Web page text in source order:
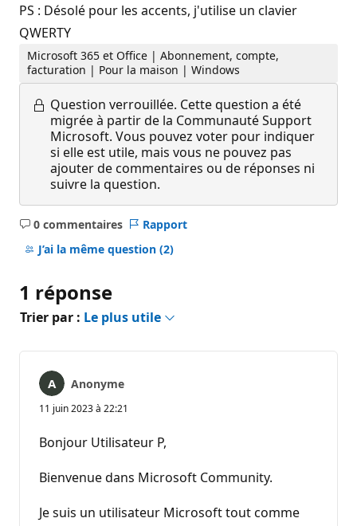
PS : Désolé pour les accents, j'utilise un clavier
QWERTY
Microsoft 365 et Office | Abonnement, compte,
facturation | Pour la maison | Windows
Question verrouillée. Cette question a été
migrée à partir de la Communauté Support
Microsoft. Vous pouvez voter pour indiquer
si elle est utile, mais vous ne pouvez pas
ajouter de commentaires ou de réponses ni
suivre la question.
0 commentaires
Aucun
commentaire
Rapport
J’ai la même question (2)
1 réponse
Trier par : Le plus utile
Anonyme
11 juin 2023 à 22:21
Bonjour Utilisateur P,
Bienvenue dans Microsoft Community.
Je suis un utilisateur Microsoft tout comme